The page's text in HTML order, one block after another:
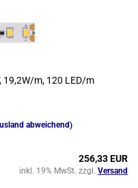
19,2W/m, 120 LED/m
abweichend)
256,33 EUR
inkl. 19% MwSt. zzgl. Versand